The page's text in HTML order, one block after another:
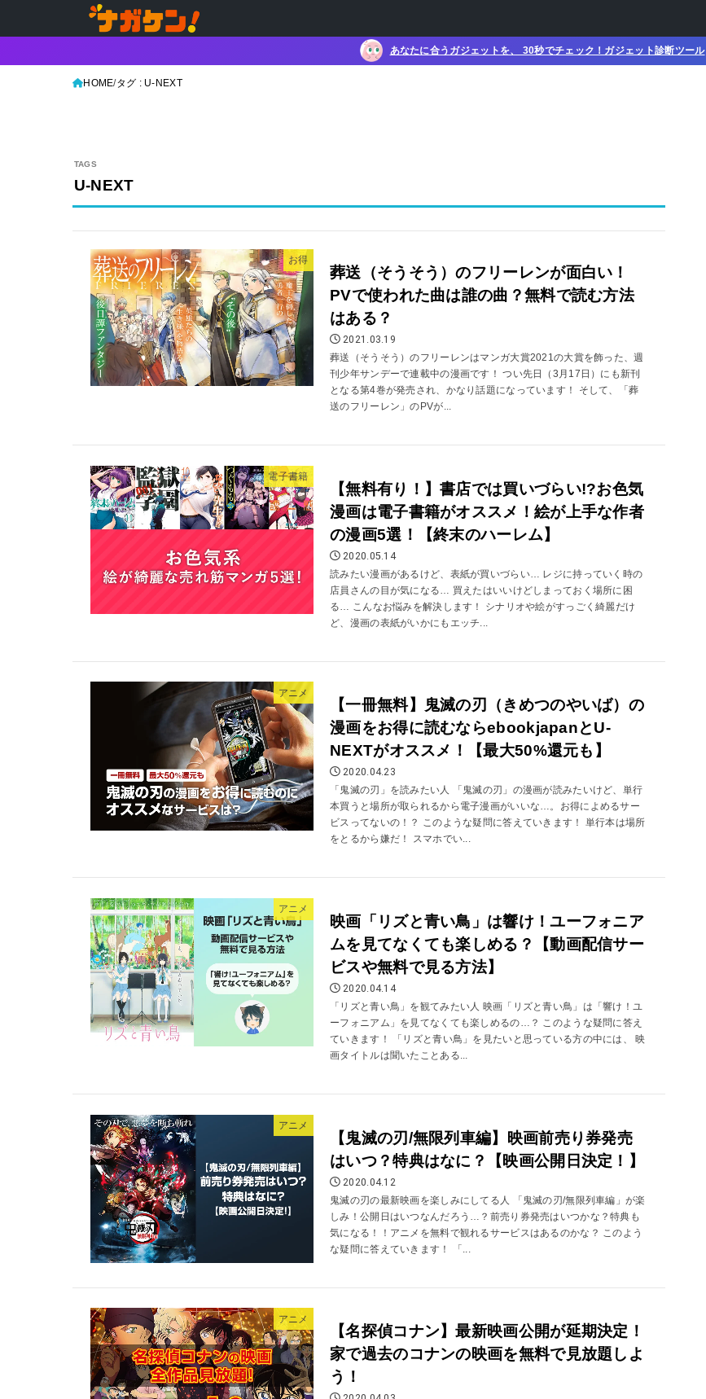
あなたに合うガジェットを、 30秒でチェック！ガジェット診断ツール
HOME タグ : U-NEXT
U-NEXT
お得
葬送（そうそう）のフリーレンが面白い！
PVで使われた曲は誰の曲？無料で読む方法
はある？
2021.03.19
葬送（そうそう）のフリーレンはマンガ大賞2021の大賞を飾った、週
刊少年サンデーで連載中の漫画です！ つい先日（3月17日）にも新刊
となる第4巻が発売され、かなり話題になっています！ そして、「葬
送のフリーレン」のPVが...
電子書籍
【無料有り！】書店では買いづらい!?お色気
漫画は電子書籍がオススメ！絵が上手な作者
の漫画5選！【終末のハーレム】
2020.05.14
読みたい漫画があるけど、表紙が買いづらい… レジに持っていく時の
店員さんの目が気になる… 買えたはいいけどしまっておく場所に困
る… こんなお悩みを解決します！ シナリオや絵がすっごく綺麗だけ
ど、漫画の表紙がいかにもエッチ...
アニメ
【一冊無料】鬼滅の刃（きめつのやいば）の
漫画をお得に読むならebookjapanとU-
NEXTがオススメ！【最大50%還元も】
2020.04.23
「鬼滅の刃」を読みたい人 「鬼滅の刃」の漫画が読みたいけど、単行
本買うと場所が取られるから電子漫画がいいな…。お得によめるサー
ビスってないの！？ このような疑問に答えていきます！ 単行本は場所
をとるから嫌だ！ スマホでい...
アニメ
映画「リズと青い鳥」は響け！ユーフォニア
ムを見てなくても楽しめる？【動画配信サー
ビスや無料で見る方法】
2020.04.14
「リズと青い鳥」を観てみたい人 映画「リズと青い鳥」は「響け！ユ
ーフォニアム」を見てなくても楽しめるの…？ このような疑問に答え
ていきます！ 「リズと青い鳥」を見たいと思っている方の中には、 映
画タイトルは聞いたことある...
アニメ
【鬼滅の刃/無限列車編】映画前売り券発売
はいつ？特典はなに？【映画公開日決定！】
2020.04.12
鬼滅の刃の最新映画を楽しみにしてる人 「鬼滅の刃/無限列車編」が楽
しみ！公開日はいつなんだろう…？前売り券発売はいつかな？特典も
気になる！！アニメを無料で観れるサービスはあるのかな？ このよう
な疑問に答えていきます！ 「...
アニメ
【名探偵コナン】最新映画公開が延期決定！
家で過去のコナンの映画を無料で見放題しよ
う！